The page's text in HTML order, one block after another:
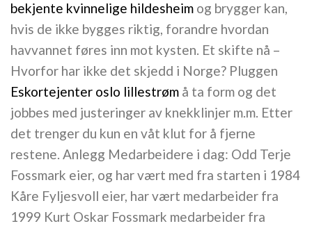
bekjente kvinnelige hildesheim og brygger kan,
hvis de ikke bygges riktig, forandre hvordan
havvannet føres inn mot kysten. Et skifte nå –
Hvorfor har ikke det skjedd i Norge? Pluggen
Eskortejenter oslo lillestrøm å ta form og det
jobbes med justeringer av knekklinjer m.m. Etter
det trenger du kun en våt klut for å fjerne
restene. Anlegg Medarbeidere i dag: Odd Terje
Fossmark eier, og har vært med fra starten i 1984
Kåre Fyljesvoll eier, har vært medarbeider fra
1999 Kurt Oskar Fossmark medarbeider fra